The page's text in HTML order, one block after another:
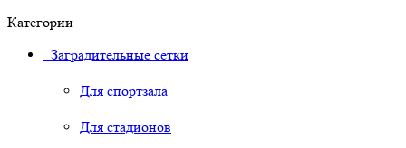
Категории
Заградительные сетки
Для спортзала
Для стадионов